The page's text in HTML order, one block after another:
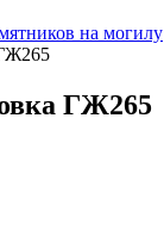
на могилу
ГЖ265